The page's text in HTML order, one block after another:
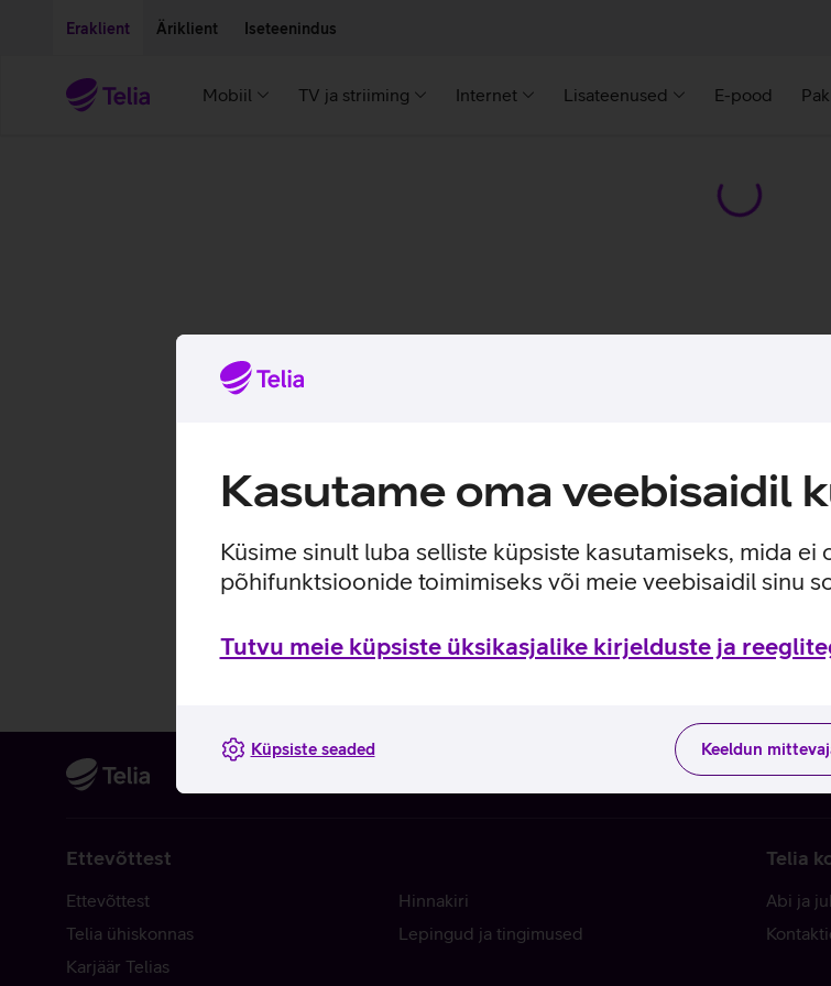
Kasutame oma veebisaidil
Küsime sinult luba selliste küpsiste kasutamiseks, mida
põhifunktsioonide toimimiseks või meie veebisaidil sinu
Tutvu meie küpsiste üksikasjalike kirjelduste ja
Keeldun
Küpsiste seaded
Eraklient Äriklient Iseteenindus
Mobiil TV ja striiming Internet Lisateenused E-pood
Ettevõttest
Ettevõttest
Telia ühiskonnas
Karjäär Telias
Hinnakiri
Lepingud ja tingimused
Telia
Abi ja